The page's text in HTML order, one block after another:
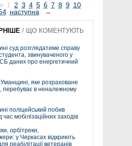
1 2 3 4 5 6 7 8 9 10 ...
наступна →
/ ЩО КОМЕНТУЮТЬ
суд розглядатиме справу
звинуваченого у
даних про енергетичний
яке розраховане
перебуває в неналежному
поліцейський побив
час мобілізаційних заходів
орбітреки,
у Черкасах відкриють
реабілітації ветеранів